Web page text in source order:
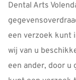
Dental Arts
een verzoek kunt
wij van u
een ander, door u